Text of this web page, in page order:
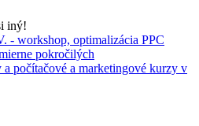
iný!
- workshop, optimalizácia PPC
pokročilých